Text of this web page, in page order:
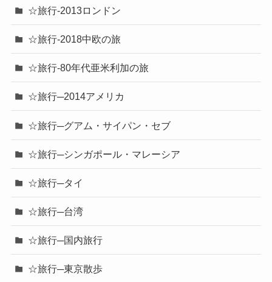
☆旅行-2013ロンドン
☆旅行-2018中欧の旅
☆旅行-80年代亜米利加の旅
☆旅行─2014アメリカ
☆旅行─グアム・サイパン・セブ
☆旅行─シンガポール・マレーシア
☆旅行─タイ
☆旅行─台湾
☆旅行─国内旅行
☆旅行─東京散歩